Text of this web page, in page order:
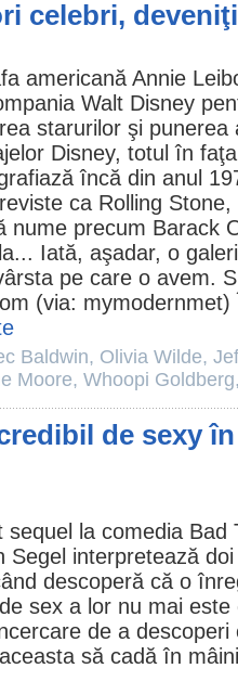
celebri,
americană Annie
Walt Disney
starurilor şi punerea
Disney, totul în
încă din anul
ca Rolling
nume precum Barack
Iată, aşadar, o
pe care o avem.
(via: mymodernmet)
Baldwin, Olivia Wilde,
Moore, Whoopi Goldberg
de sexy
sequel la comedia Bad
Segel interpretează
descoperă că o
sex a lor nu mai
de a
să cadă în